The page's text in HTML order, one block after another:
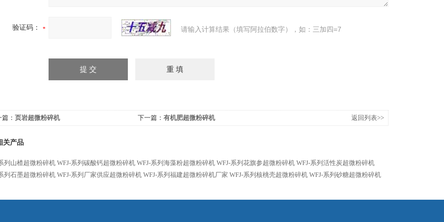
验证码： 请输入计算结果（填写阿拉伯数字），如：三加四=7
： 页岩超微粉碎机 下一篇： 有机肥超微粉碎机 返回列表>>
关产品
列山楂超微粉碎机WFJ-系列碳酸钙超微粉碎机 WFJ-系列海藻粉超微粉碎机 WFJ-系列花旗参超微粉碎机 WFJ-系列活性炭超微粉碎机
列石墨超微粉碎机WFJ-系列厂家供应超微粉碎机 WFJ-系列福建超微粉碎机厂家 WFJ-系列核桃壳超微粉碎机 WFJ-系列砂糖超微粉碎机